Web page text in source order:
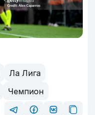
Ла Лига
Чемпион